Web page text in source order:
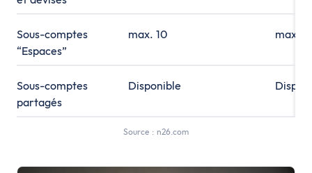
Sous-comptes
“Espaces”
max. 10 max.
Sous-comptes
partagés
Disponible
Source : n26.com